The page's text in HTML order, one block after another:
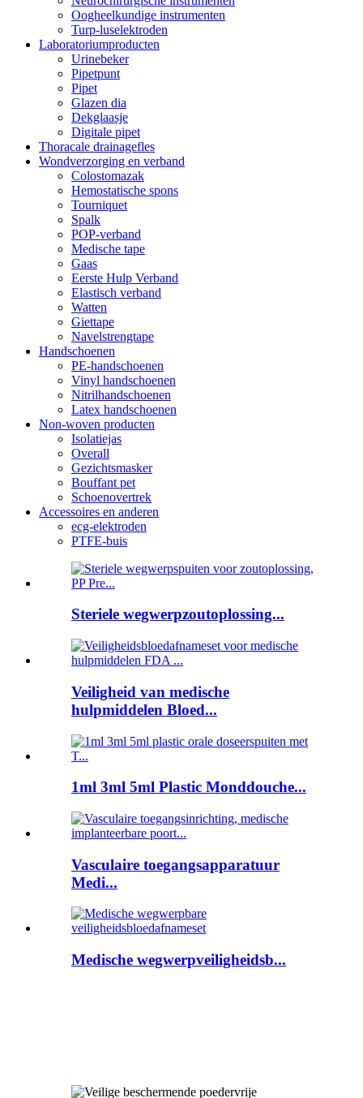
Oogheelkundige instrumenten
Turp-luselektroden
Laboratoriumproducten
Urinebeker
Pipetpunt
Pipet
Glazen dia
Dekglaasje
Digitale pipet
Thoracale drainagefles
Wondverzorging en verband
Colostomazak
Hemostatische spons
Tourniquet
Spalk
POP-verband
Medische tape
Gaas
Eerste Hulp Verband
Elastisch verband
Watten
Giettape
Navelstrengtape
Handschoenen
PE-handschoenen
Vinyl handschoenen
Nitrilhandschoenen
Latex handschoenen
Non-woven producten
Isolatiejas
Overall
Gezichtsmasker
Bouffant pet
Schoenovertrek
Accessoires en anderen
ecg-elektroden
PTFE-buis
Steriele wegwerpzoutoplossing...
Veiligheid van medische
hulpmiddelen Bloed...
1ml 3ml 5ml Plastic Monddouche...
Vasculaire toegangsapparatuur
Medi...
Medische wegwerpveiligheidsb...